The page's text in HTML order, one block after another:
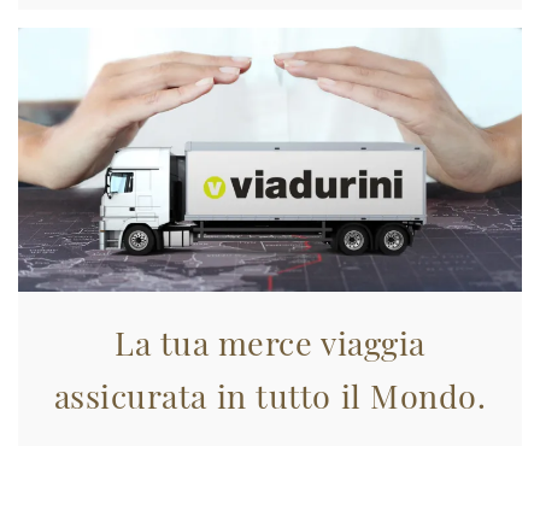
La tua merce viaggia
assicurata in tutto il Mondo.